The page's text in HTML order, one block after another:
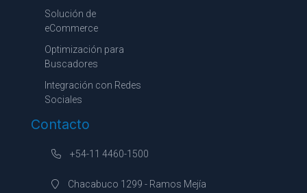
Solución de
eCommerce
Optimización para
Buscadores
Integración con Redes
Sociales
Contacto
+54-11 4460-1500
Chacabuco 1299 - Ramos Mejía